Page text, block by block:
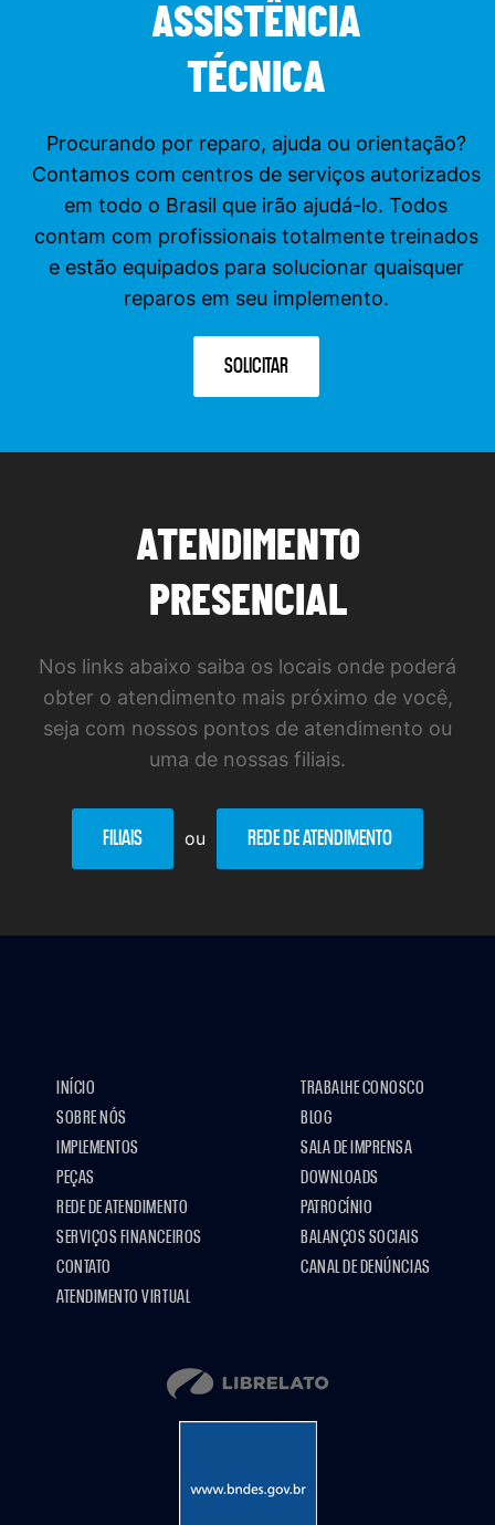
ASSISTÊNCIA
TÉCNICA
Procurando por reparo, ajuda ou orientação?
Contamos com centros de serviços autorizados
em todo o Brasil que irão ajudá-lo. Todos
contam com profissionais totalmente treinados
e estão equipados para solucionar quaisquer
reparos em seu implemento.
SOLICITAR
ATENDIMENTO
PRESENCIAL
Nos links abaixo saiba os locais onde poderá
obter o atendimento mais próximo de você,
seja com nossos pontos de atendimento ou
uma de nossas filiais.
FILIAIS ou REDE DE ATENDIMENTO
INÍCIO
SOBRE NÓS
IMPLEMENTOS
PEÇAS
REDE DE ATENDIMENTO
SERVIÇOS FINANCEIROS
CONTATO
ATENDIMENTO VIRTUAL
TRABALHE CONOSCO
BLOG
SALA DE IMPRENSA
DOWNLOADS
PATROCÍNIO
BALANÇOS SOCIAIS
CANAL DE DENÚNCIAS